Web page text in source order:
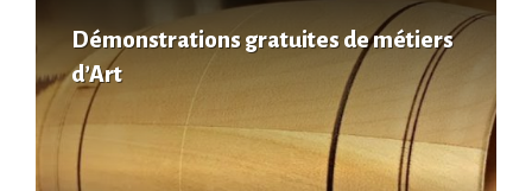
Démonstrations gratuites de métiers
d’Art